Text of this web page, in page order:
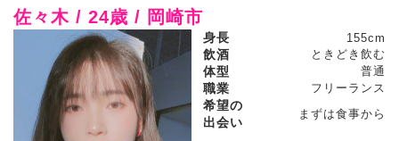
佐々木 / 24歳 / 岡崎市
身長 155cm
飲酒 ときどき飲む
体型 普通
職業 フリーランス
希望の
出会い
まずは食事から